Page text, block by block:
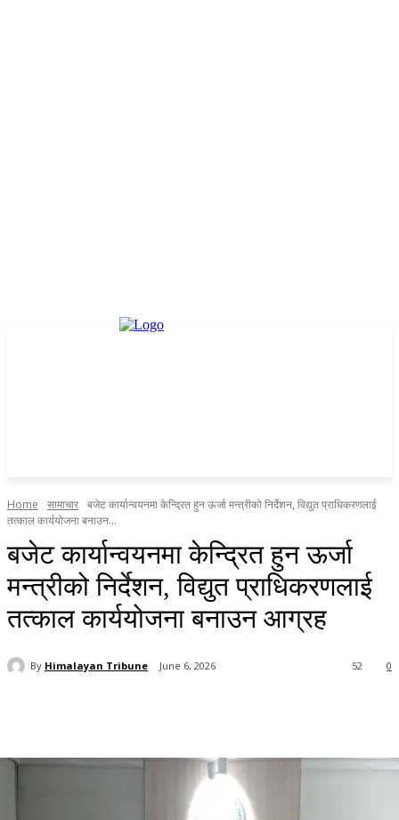
Home सामाचार बजेट कार्यान्वयनमा केन्द्रित हुन ऊर्जा मन्त्रीको निर्देशन, विद्युत प्राधिकरणलाई
तत्काल कार्ययोजना बनाउन...
बजेट कार्यान्वयनमा केन्द्रित हुन ऊर्जा
मन्त्रीको निर्देशन, विद्युत प्राधिकरणलाई
तत्काल कार्ययोजना बनाउन आग्रह
By Himalayan Tribune June 6, 2026 0
52